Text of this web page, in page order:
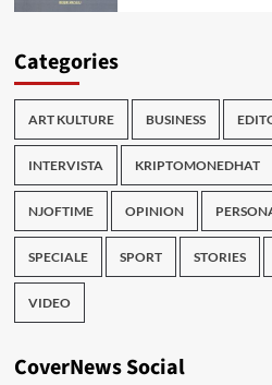
Categories
ART KULTURE BUSINESS
INTERVISTA KRIPTOMONEDHAT
NJOFTIME OPINION
SPECIALE SPORT STORIES
VIDEO
CoverNews Social